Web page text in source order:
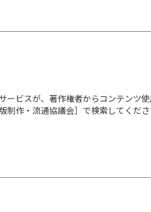
ビスが、著作権者からコンテンツ
制作・流通協議会］で検索してくだ